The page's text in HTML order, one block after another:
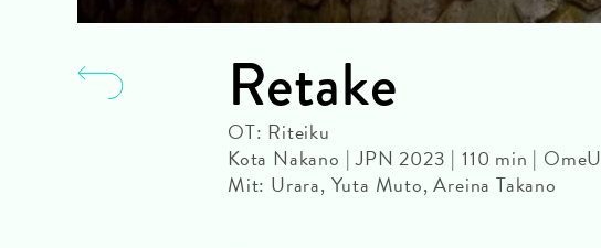
Retake
OT: Riteiku
Kota Nakano | JPN 2023 | 110 min | OmeU
Mit: Urara, Yuta Muto, Areina Takano